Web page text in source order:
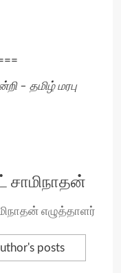
– தமிழ் மரபு
சாமிநாதன்
எழுத்தாளர்
posts